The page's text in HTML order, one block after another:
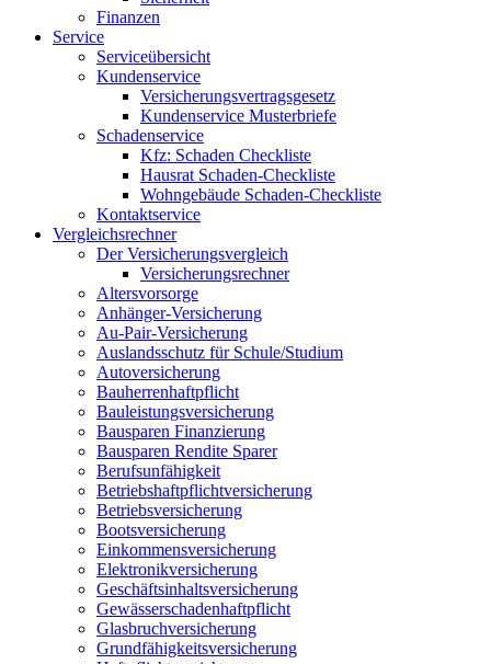
Finanzen
Service
Serviceübersicht
Kundenservice
Versicherungsvertragsgesetz
Kundenservice Musterbriefe
Schadenservice
Kfz: Schaden Checkliste
Hausrat Schaden-Checkliste
Wohngebäude Schaden-Checkliste
Kontaktservice
Vergleichsrechner
Der Versicherungsvergleich
Versicherungsrechner
Altersvorsorge
Anhänger-Versicherung
Au-Pair-Versicherung
Auslandsschutz für Schule/Studium
Autoversicherung
Bauherrenhaftpflicht
Bauleistungsversicherung
Bausparen Finanzierung
Bausparen Rendite Sparer
Berufsunfähigkeit
Betriebshaftpflichtversicherung
Betriebsversicherung
Bootsversicherung
Einkommensversicherung
Elektronikversicherung
Geschäftsinhaltsversicherung
Gewässerschadenhaftpflicht
Glasbruchversicherung
Grundfähigkeitsversicherung